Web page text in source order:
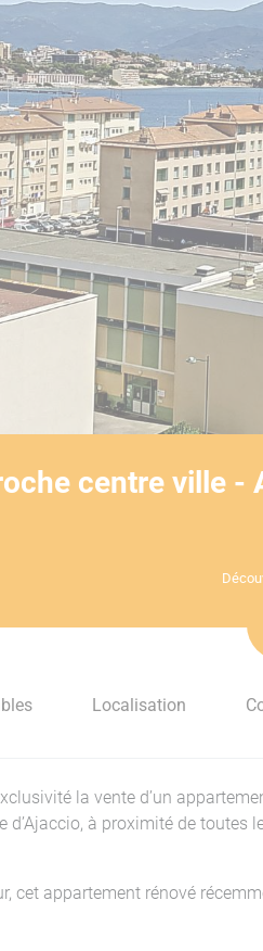
YouTube est
centre ville -
Localisation
la vente d’un
d’Ajaccio, à proximité de toutes
cet appartement rénové